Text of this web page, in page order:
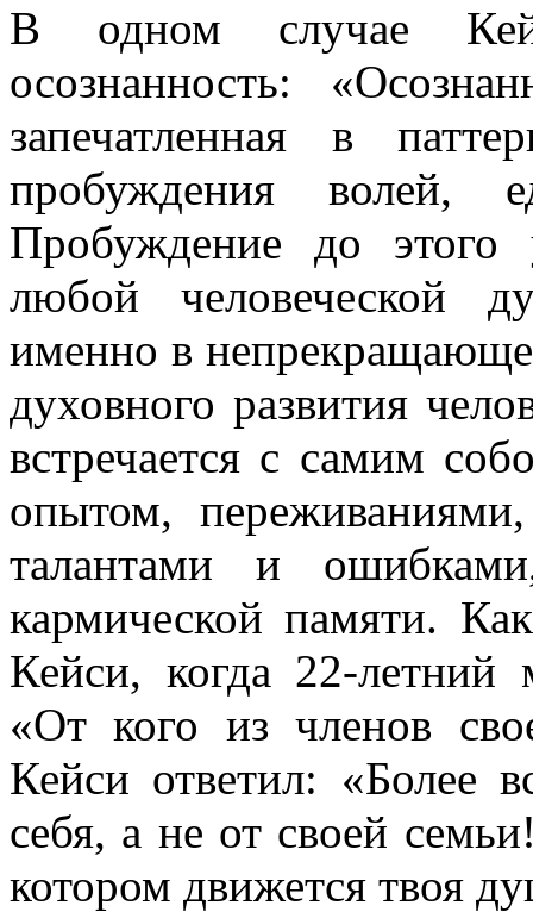
В одном случае
осознанность:
запечатленная в
пробуждения волей,
Пробуждение до этого
любой человеческой
именно в
духовного развития
встречается с самим
опытом,
талантами и
кармической памяти.
Кейси, когда 22-летний
«От кого из членов
Кейси ответил: «Более
себя, а не от своей
котором движется твоя